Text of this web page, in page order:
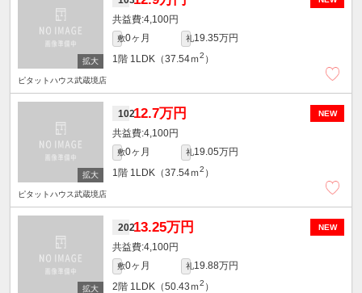
4,100円
敷0ヶ月 礼19.35万円
1階 1LDK（37.54ｍ2 ）
ピタットハウス武蔵境店
NEW
10212.7万円
4,100円
敷0ヶ月 礼19.05万円
1階 1LDK（37.54ｍ2 ）
ピタットハウス武蔵境店
NEW
20213.25万円
4,100円
敷0ヶ月 礼19.88万円
2階 1LDK（50.43ｍ2 ）